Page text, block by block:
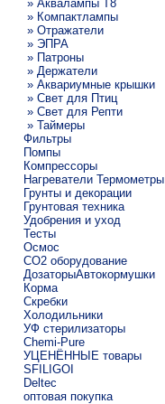
» Аквалампы T8
» Компактлампы
» Отражатели
» ЭПРА
» Патроны
» Держатели
» Аквариумные крышки
» Свет для Птиц
» Свет для Репти
» Таймеры
Фильтры
Помпы
Компрессоры
Нагреватели Термометры
Грунты и декорации
Грунтовая техника
Удобрения и уход
Тесты
Осмос
CO2 оборудование
ДозаторыАвтокормушки
Корма
Скребки
Холодильники
УФ стерилизаторы
Chemi-Pure
УЦЕНЁННЫЕ товары
SFILIGOI
Deltec
оптовая покупка